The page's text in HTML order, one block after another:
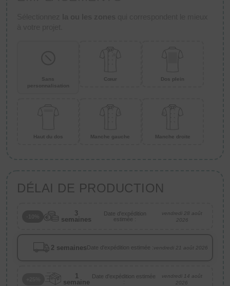
Sans
personnalisation
Cœur Dos plein
Haut du dos Manche gauche Manche droite
DÉLAI DE PRODUCTION
3
semaines
Date d'expédition
estimée :
vendredi 28 août
2026
2 semaines Date d'expédition estimée :vendredi 21 août 2026
1
semaine
Date d'expédition estimée
:
vendredi 14 août
2026